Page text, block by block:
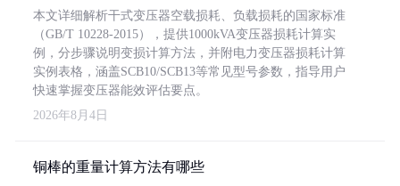
本文详细解析干式变压器空载损耗、负载损耗的国家标准
（GB/T 10228-2015），提供1000kVA变压器损耗计算实
例，分步骤说明变损计算方法，并附电力变压器损耗计算
实例表格，涵盖SCB10/SCB13等常见型号参数，指导用户
快速掌握变压器能效评估要点。
2026年8月4日
铜棒的重量计算方法有哪些